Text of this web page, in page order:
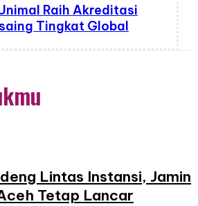
Raih Akreditasi
Tingkat Global
Lintas Instansi, Jamin
Tetap Lancar